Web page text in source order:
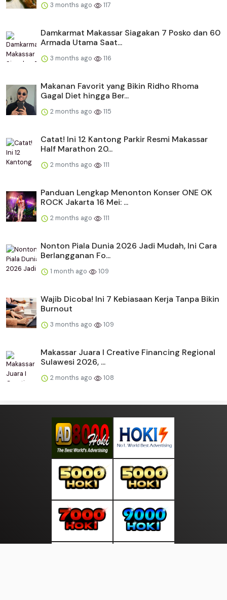
3 months ago 117
Damkarmat Makassar Siagakan 7 Posko dan 60
Armada Utama Saat...
3 months ago 116
Makanan Favorit yang Bikin Ridho Rhoma
Gagal Diet hingga Ber...
2 months ago 115
Catat! Ini 12 Kantong Parkir Resmi Makassar
Half Marathon 20...
2 months ago 111
Panduan Lengkap Menonton Konser ONE OK
ROCK Jakarta 16 Mei: ...
2 months ago 111
Nonton Piala Dunia 2026 Jadi Mudah, Ini Cara
Berlangganan Fo...
1 month ago 109
Wajib Dicoba! Ini 7 Kebiasaan Kerja Tanpa Bikin
Burnout
3 months ago 109
Makassar Juara I Creative Financing Regional
Sulawesi 2026, ...
2 months ago 108